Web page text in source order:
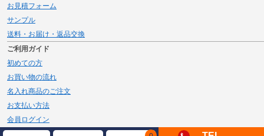
お見積フォーム
サンプル
送料・お届け・返品交換
ご利用ガイド
初めての方
お買い物の流れ
名入れ商品のご注文
お支払い方法
会員ログイン
メルマガ登録